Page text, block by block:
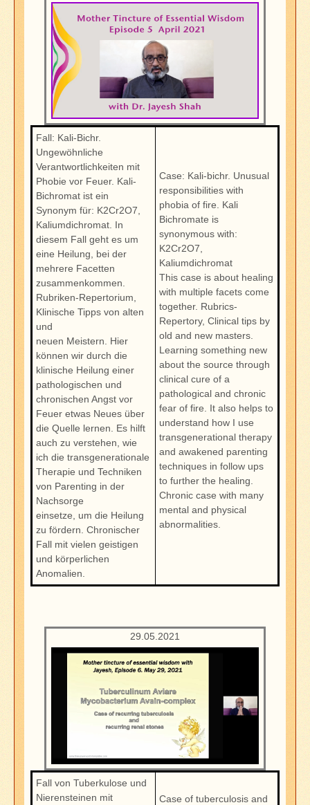
Fall: Kali-Bichr.
Ungewöhnliche
Verantwortlichkeiten mit
Phobie vor Feuer. Kali-
Bichromat ist ein
Synonym für: K2Cr2O7,
Kaliumdichromat. In
diesem Fall geht es um
eine Heilung, bei der
mehrere Facetten
zusammenkommen.
Rubriken-Repertorium,
Klinische Tipps von alten
und
neuen Meistern. Hier
können wir durch die
klinische Heilung einer
pathologischen und
chronischen Angst vor
Feuer etwas Neues über
die Quelle lernen. Es hilft
auch zu verstehen, wie
ich die transgenerationale
Therapie und Techniken
von Parenting in der
Nachsorge
einsetze, um die Heilung
zu fördern. Chronischer
Fall mit vielen geistigen
und körperlichen
Anomalien.
Case: Kali-bichr. Unusual
responsibilities with
phobia of fire. Kali
Bichromate is
synonymous with:
K2Cr2O7,
Kaliumdichromat
This case is about healing
with multiple facets come
together. Rubrics-
Repertory, Clinical tips by
old and new masters.
Learning something new
about the source through
clinical cure of a
pathological and chronic
fear of fire. It also helps to
understand how I use
transgenerational therapy
and awakened parenting
techniques in follow ups
to further the healing.
Chronic case with many
mental and physical
abnormalities.
29.05.2021
Fall von Tuberkulose und
Nierensteinen mit
Case of tuberculosis and